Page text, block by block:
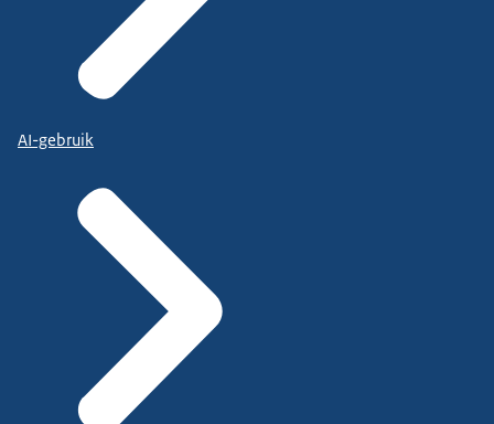
AI-gebruik